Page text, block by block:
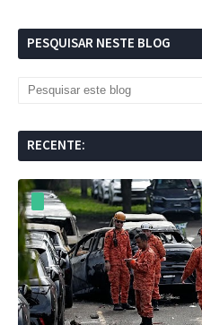
PESQUISAR NESTE BLOG
RECENTE: